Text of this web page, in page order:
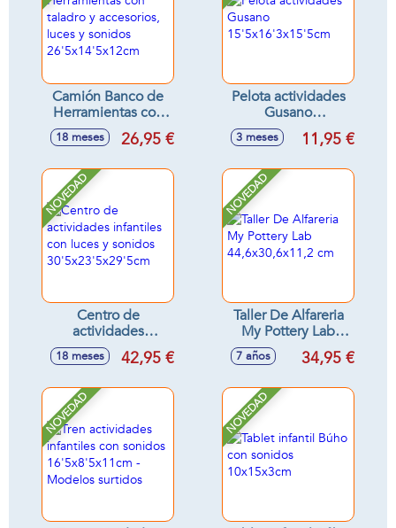
Camión Banco de
Herramientas con
taladro y
accesorios, luces y
26'5x14'5x12cm
18 meses 26,95 €
Pelota actividades
Gusano
15'5x16'3x15'5cm
3 meses 11,95 €
NOVEDAD
Centro de
actividades
infantiles con luces
y sonidos
18 meses 42,95 €
NOVEDAD
Taller De Alfareria
My Pottery Lab
44,6x30,6x11,2 cm
7 años 34,95 €
NOVEDAD NOVEDAD